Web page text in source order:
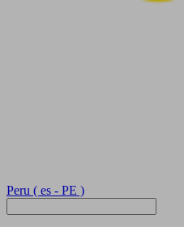
Peru ( es - PE )